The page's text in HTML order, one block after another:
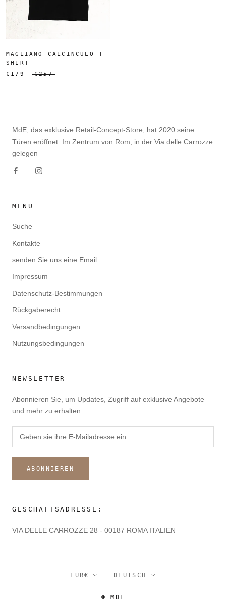
MAGLIANO CALCINCULO T-
SHIRT
€179
€257
MdE, das exklusive Retail-Concept-Store, hat 2020 seine
Türen eröffnet. Im Zentrum von Rom, in der Via delle Carrozze
gelegen
MENÜ
Suche
Kontakte
senden Sie uns eine Email
Impressum
Datenschutz-Bestimmungen
Rückgaberecht
Versandbedingungen
Nutzungsbedingungen
NEWSLETTER
Abonnieren Sie, um Updates, Zugriff auf exklusive Angebote
und mehr zu erhalten.
ABONNIEREN
GESCHÄFTSADRESSE:
VIA DELLE CARROZZE 28 - 00187 ROMA ITALIEN
Währung
EUR€ Sprache
DEUTSCH
© MDE